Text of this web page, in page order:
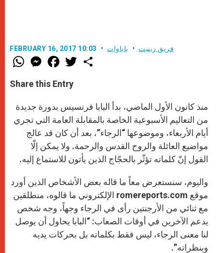
FEBRUARY 16, 2017 10:03 فريق زينيت باباوات
W
h
t
s
p
p
M
e
s
e
e
r
F
a
e
b
k
w
r
Share this Entry
منذ كانون الأول الماضي، بدأ البابا فرنسيس بدورة جديدة
من التعاليم الأسبوعية الخاصة بالمقابلة العامة التي تجري
أيام الأربعاء، وموضوعها “الرجاء”، بعد أن كان قد عالج
مواضيع العائلة والروح القدس والرحمة. ولا يمكن إلّا
القول إنّ كلماته تؤثّر بالحجّاج الذين يأتون للاستماع إليه.
واليوم، سنستعرض معاً ما قاله بعض الأشخاص الذين أورد
موقع romereports.com الإلكتروني ما قالوه، منطلقين
مع ثنائي من الأرجنتين رأى في الرجاء وجهاً، وجه شخص
يدعم الآخرين في أوقات الصعاب: “البابا يحاول أن يوصل
لنا معنى الرجاء، ليس فقط بكلماته بل بحركات يديه
وبنظراته”.